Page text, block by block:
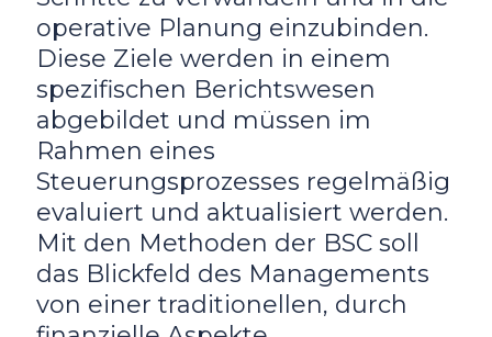
operative Planung einzubinden.
Diese Ziele werden in einem
spezifischen Berichtswesen
abgebildet und müssen im
Rahmen eines
Steuerungsprozesses regelmäßig
evaluiert und aktualisiert werden.
Mit den Methoden der BSC soll
das Blickfeld des Managements
von einer traditionellen, durch